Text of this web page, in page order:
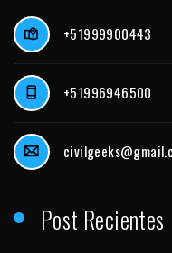
+51999900443
+51996946500
Post Recientes